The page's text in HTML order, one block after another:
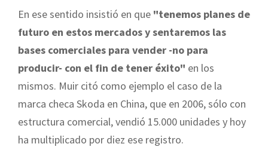
En ese sentido insistió en que "tenemos planes de
futuro en estos mercados y sentaremos las
bases comerciales para vender -no para
producir- con el fin de tener éxito" en los
mismos. Muir citó como ejemplo el caso de la
marca checa Skoda en China, que en 2006, sólo con
estructura comercial, vendió 15.000 unidades y hoy
ha multiplicado por diez ese registro.